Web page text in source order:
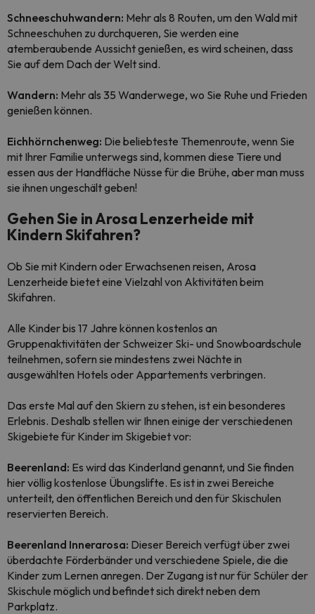
Schneeschuhwandern: Mehr als 8 Routen, um den Wald mit
Schneeschuhen zu durchqueren, Sie werden eine
atemberaubende Aussicht genießen, es wird scheinen, dass
Sie auf dem Dach der Welt sind.
Wandern: Mehr als 35 Wanderwege, wo Sie Ruhe und Frieden
genießen können.
Eichhörnchenweg: Die beliebteste Themenroute, wenn Sie
mit Ihrer Familie unterwegs sind, kommen diese Tiere und
essen aus der Handfläche Nüsse für die Brühe, aber man muss
sie ihnen ungeschält geben!
Gehen Sie in Arosa Lenzerheide mit
Kindern Skifahren?
Ob Sie mit Kindern oder Erwachsenen reisen, Arosa
Lenzerheide bietet eine Vielzahl von Aktivitäten beim
Skifahren.
Alle Kinder bis 17 Jahre können kostenlos an
Gruppenaktivitäten der Schweizer Ski- und Snowboardschule
teilnehmen, sofern sie mindestens zwei Nächte in
ausgewählten Hotels oder Appartements verbringen.
Das erste Mal auf den Skiern zu stehen, ist ein besonderes
Erlebnis. Deshalb stellen wir Ihnen einige der verschiedenen
Skigebiete für Kinder im Skigebiet vor:
Beerenland: Es wird das Kinderland genannt, und Sie finden
hier völlig kostenlose Übungslifte. Es ist in zwei Bereiche
unterteilt, den öffentlichen Bereich und den für Skischulen
reservierten Bereich.
Beerenland Innerarosa: Dieser Bereich verfügt über zwei
überdachte Förderbänder und verschiedene Spiele, die die
Kinder zum Lernen anregen. Der Zugang ist nur für Schüler der
Skischule möglich und befindet sich direkt neben dem
Parkplatz.